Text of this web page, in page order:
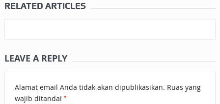
RELATED ARTICLES
LEAVE A REPLY
Alamat email Anda tidak akan dipublikasikan. Ruas yang
wajib ditandai *